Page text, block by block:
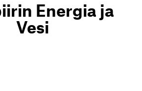
Energia ja
Vesi